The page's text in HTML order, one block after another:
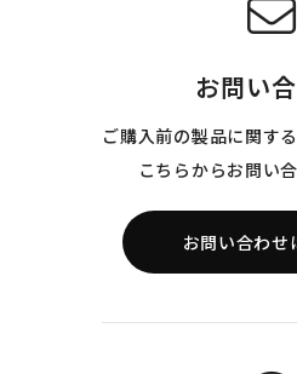
お問い
ご購入前の製品に関す
こちらからお問い
お問い合わせ